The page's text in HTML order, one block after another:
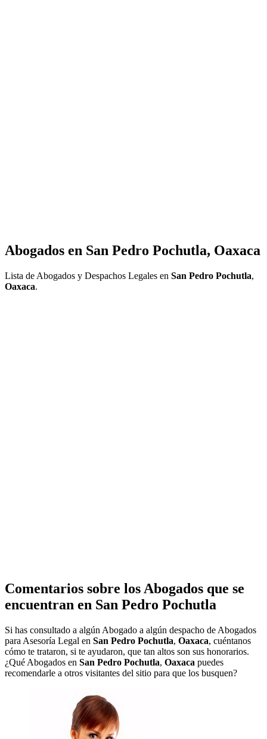
Abogados en San Pedro Pochutla, Oaxaca
Lista de Abogados y Despachos Legales en San Pedro Pochutla,
Oaxaca.
Comentarios sobre los Abogados que se
encuentran en San Pedro Pochutla
Si has consultado a algún Abogado a algún despacho de Abogados
para Asesoría Legal en San Pedro Pochutla, Oaxaca, cuéntanos
cómo te trataron, si te ayudaron, que tan altos son sus honorarios.
¿Qué Abogados en San Pedro Pochutla, Oaxaca puedes
recomendarle a otros visitantes del sitio para que los busquen?